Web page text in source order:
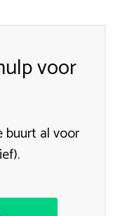
voor
buurt al voor